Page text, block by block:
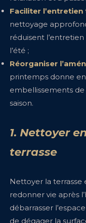
Faciliter
nettoyage
réduisent
l’été ;
Réorganiser
printemps donne
embellissements
saison.
1. Nettoyer
terrasse
Nettoyer la
redonner vie après
débarrasser
de dégager la